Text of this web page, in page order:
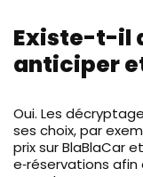
Existe-t-il
anticiper
Oui. Les
ses choix, par
prix sur BlaBlaCar
e‑réservations